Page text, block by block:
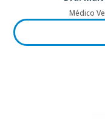
Médico